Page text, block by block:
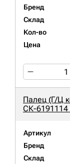
Бренд
Склад
Кол-во
Цена
Палец (Г/Ц
СК-
Артикул
Бренд
Склад